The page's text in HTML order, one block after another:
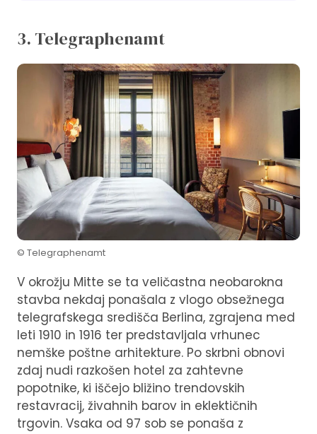
3. Telegraphenamt
© Telegraphenamt
V okrožju Mitte se ta veličastna neobarokna
stavba nekdaj ponašala z vlogo obsežnega
telegrafskega središča Berlina, zgrajena med
leti 1910 in 1916 ter predstavljala vrhunec
nemške poštne arhitekture. Po skrbni obnovi
zdaj nudi razkošen hotel za zahtevne
popotnike, ki iščejo bližino trendovskih
restavracij, živahnih barov in eklektičnih
trgovin. Vsaka od 97 sob se ponaša z